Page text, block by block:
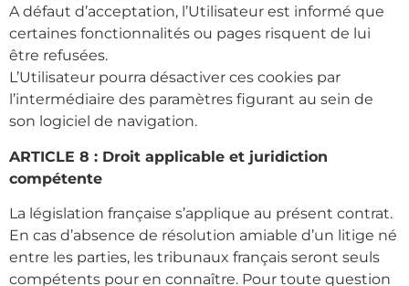
A défaut d’acceptation, l’Utilisateur est informé que
certaines fonctionnalités ou pages risquent de lui
être refusées.
L’Utilisateur pourra désactiver ces cookies par
l’intermédiaire des paramètres figurant au sein de
son logiciel de navigation.
ARTICLE 8 : Droit applicable et juridiction
compétente
La législation française s’applique au présent contrat.
En cas d’absence de résolution amiable d’un litige né
entre les parties, les tribunaux français seront seuls
compétents pour en connaître. Pour toute question